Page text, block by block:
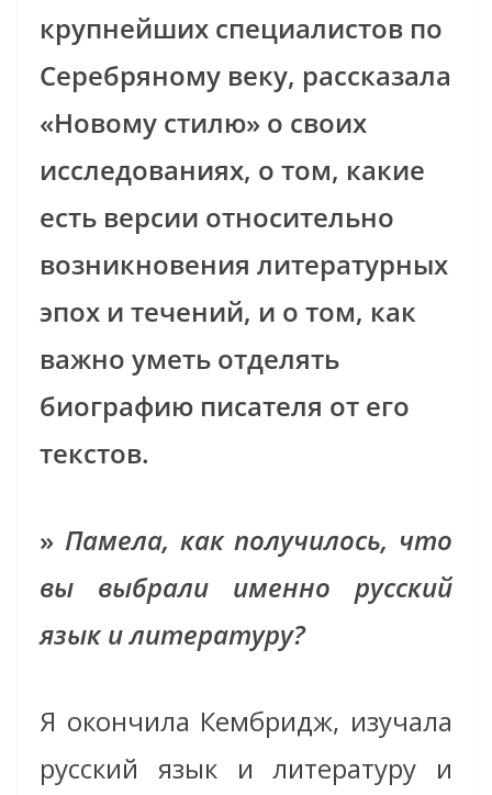
крупнейших специалистов по
Серебряному веку, рассказала
«Новому стилю» о своих
исследованиях, о том, какие
есть версии относительно
возникновения литературных
эпох и течений, и о том, как
важно уметь отделять
биографию писателя от его
текстов.
» Памела, как получилось, что
вы выбрали именно русский
язык и литературу?
Я окончила Кембридж, изучала
русский язык и литературу и